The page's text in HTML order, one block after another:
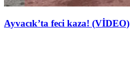
Ayvacık’ta feci kaza! (VİDEO)